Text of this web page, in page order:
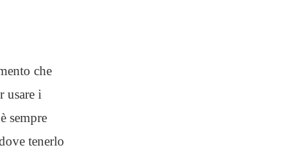
che
usare i
sempre
tenerlo